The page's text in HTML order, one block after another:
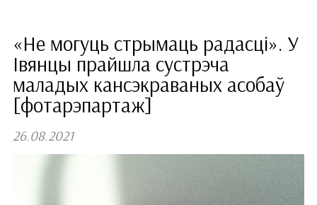
«Не могуць стрымаць радасці». У
Івянцы прайшла сустрэча
маладых кансэкраваных асобаў
[фотарэпартаж]
26.08.2021